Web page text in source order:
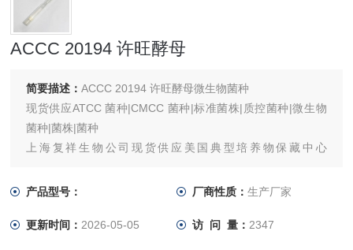
ACCC 20194 许旺酵母
简要描述：ACCC 20194 许旺酵母微生物菌种
现货供应ATCC 菌种|CMCC 菌种|标准菌株|质控菌种|微生物
菌种|菌株|菌种
上海复祥生物公司现货供应美国典型培养物保藏中心
产品型号：
厂商性质： 生产厂家
更新时间： 2026-05-05 访 问 量： 2347